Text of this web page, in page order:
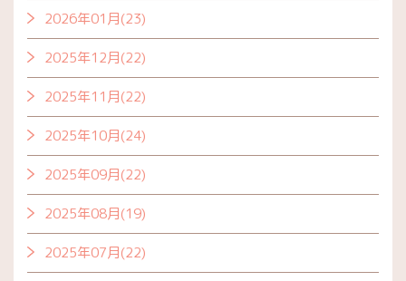
2026年01月(23)
2025年12月(22)
2025年11月(22)
2025年10月(24)
2025年09月(22)
2025年08月(19)
2025年07月(22)